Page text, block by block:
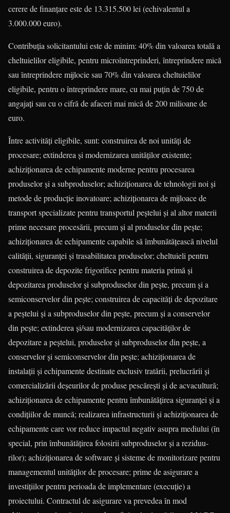
cerere de finanţare este de 13.315.500 lei (echivalentul a
3.000.000 euro).
Contribuţia solicitantului este de minim: 40% din valoarea totală a
cheltuielilor eligibile, pentru microîntreprinderi, între­prin­­dere mică
sau întreprindere mijlocie sau 70% din valoarea cheltuielilor
eligibile, pentru o întreprindere mare, cu mai puţin de 750 de
angajaţi sau cu o cifră de afaceri mai mică de 200 milioane de
euro.
Între activităţi eligibile, sunt: construirea de noi unităţi de
procesare; extinderea şi modernizarea unităţilor existente;
achiziţionarea de echipamente moderne pentru procesarea
produselor şi a subproduselor; achiziţionarea de tehnologii noi şi
metode de producţie inovatoare; achiziţionarea de mijloace de
transport specializate pentru transportul peştelui şi al altor materii
prime necesare procesării, precum şi al produselor din peşte;
achiziţionarea de echipamente capabile să îmbunătă­ţească nivelul
calităţii, siguranţei şi trasabilitatea produselor; chel­tuieli pentru
construirea de depozite frigorifice pentru ma­teria primă şi
depozitarea produselor şi subproduselor din peşte, precum şi a
semiconservelor din peşte; construirea de ca­pacităţi de depozitare
a peştelui şi a subproduselor din peşte, precum şi a conservelor
din peşte; extinderea şi/sau mo­­derni­zarea capacităţilor de
depozitare a peştelui, produ­selor şi sub­produselor din peşte, a
conservelor şi semi­con­servelor din peş­te; achiziţionarea de
instalaţii şi echipamente destinate exclusiv tratării, prelucrării şi
comercializării deşeu­rilor de produse pes­că­reşti şi de acvacultură;
achiziţionarea de echipamente pentru îmbunătăţirea siguranţei şi a
condiţiilor de muncă; realizarea infrastructurii şi achiziţionarea de
echipa­men­te care vor reduce impactul negativ asupra mediului (în
spe­cial, prin îmbunătăţirea folosirii subproduselor şi a re­zi­duu­
rilor); achiziţionarea de software şi sisteme de monitorizare pen­tru
managementul unităţilor de procesare; prime de asig­urare a
investiţiilor pentru perioada de implementare (exe­cu­ţie) a
proiectului. Contractul de asigurare va prevedea în mod